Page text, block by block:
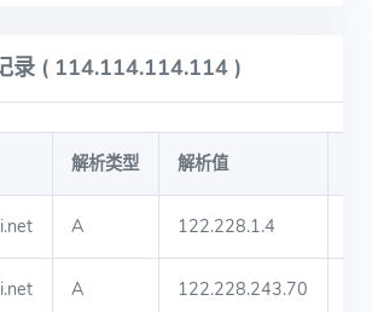
录 ( 114.114.114.114 )
解析类型 解析值
A 122.228.1.4
A 122.228.243.70